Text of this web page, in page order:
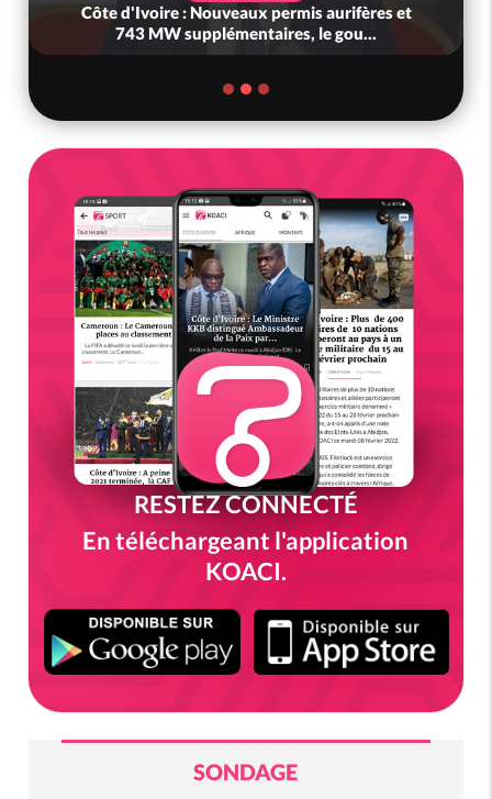
Côte d'Ivoire : Nouveaux permis aurifères et
743 MW supplémentaires, le gou...
RESTEZ CONNECTÉ
En téléchargeant l'application
KOACI.
SONDAGE